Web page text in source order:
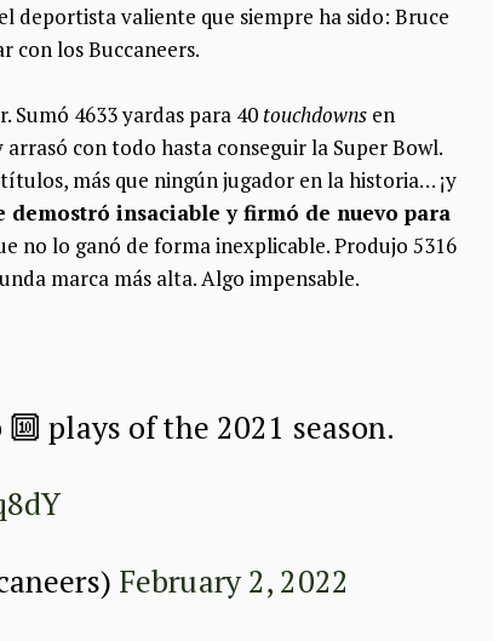
deportista valiente que siempre ha sido: Bruce
con los Buccaneers.
Sumó 4633 yardas para 40 touchdowns en
con todo hasta conseguir la Super Bowl.
más que ningún jugador en la historia… ¡y
demostró insaciable y firmó de nuevo para
no lo ganó de forma inexplicable. Produjo 5316
marca más alta. Algo impensable.
🔟 plays of the 2021 season.
February 2, 2022